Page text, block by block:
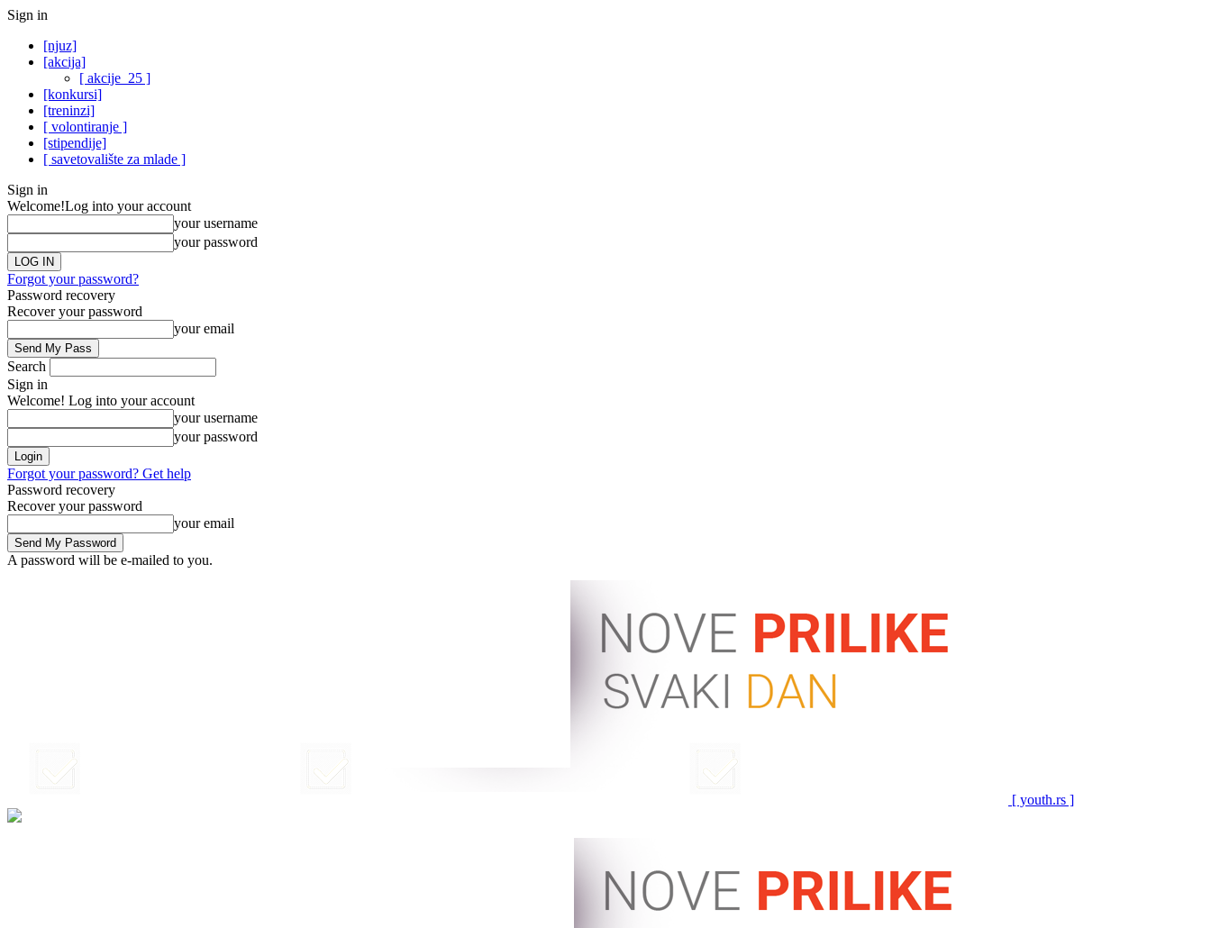
Sign in
[njuz]
[akcija]
[ akcije_25 ]
[konkursi]
[treninzi]
[ volontiranje ]
[stipendije]
[ savetovalište za mlade ]
Sign in
Welcome!Log into your account
your username
your password
Forgot your password?
Password recovery
Recover your password
your email
Search
Sign in
Welcome! Log into your account
your username
your password
Forgot your password? Get help
Password recovery
Recover your password
your email
A password will be e-mailed to you.
[ youth.rs ]